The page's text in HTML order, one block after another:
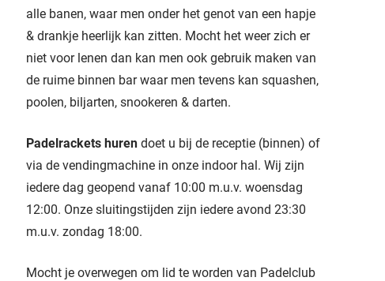
alle banen, waar men onder het genot van een hapje
& drankje heerlijk kan zitten. Mocht het weer zich er
niet voor lenen dan kan men ook gebruik maken van
de ruime binnen bar waar men tevens kan squashen,
poolen, biljarten, snookeren & darten.
Padelrackets huren doet u bij de receptie (binnen) of
via de vendingmachine in onze indoor hal. Wij zijn
iedere dag geopend vanaf 10:00 m.u.v. woensdag
12:00. Onze sluitingstijden zijn iedere avond 23:30
m.u.v. zondag 18:00.
Mocht je overwegen om lid te worden van Padelclub